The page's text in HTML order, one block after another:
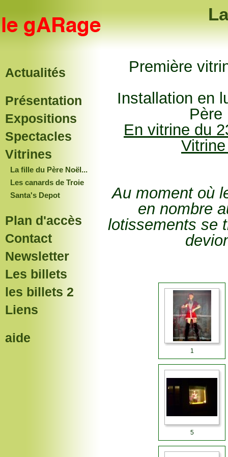
Actualités
Présentation
Expositions
Spectacles
Vitrines
La fille du Père Noël...
Les canards de Troie
Santa's Depot
Plan d'accès
Contact
Newsletter
Les billets
les billets 2
Liens
aide
Première
Installation en
Père
En vitrine du
Au moment où
en nombre
lotissements se
1
5